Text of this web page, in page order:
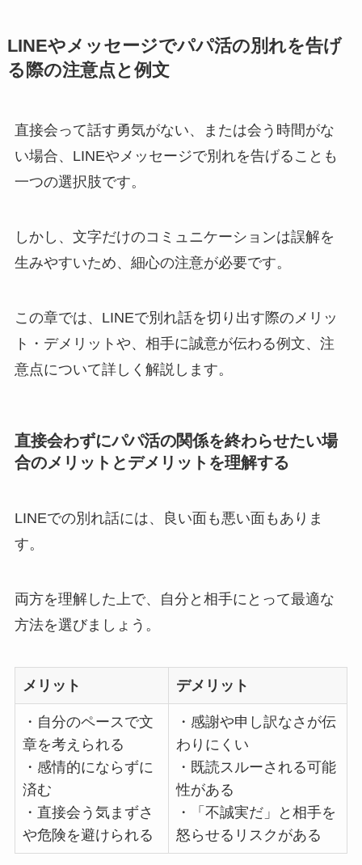
LINEやメッセージでパパ活の別れを告げ
る際の注意点と例文
直接会って話す勇気がない、または会う時間がな
い場合、LINEやメッセージで別れを告げることも
一つの選択肢です。
しかし、文字だけのコミュニケーションは誤解を
生みやすいため、細心の注意が必要です。
この章では、LINEで別れ話を切り出す際のメリッ
ト・デメリットや、相手に誠意が伝わる例文、注
意点について詳しく解説します。
直接会わずにパパ活の関係を終わらせたい場
合のメリットとデメリットを理解する
LINEでの別れ話には、良い面も悪い面もありま
す。
両方を理解した上で、自分と相手にとって最適な
方法を選びましょう。
メリット デメリット
・自分のペースで文
章を考えられる
・感情的にならずに
済む
・直接会う気まずさ
や危険を避けられる
・感謝や申し訳なさが伝
わりにくい
・既読スルーされる可能
性がある
・「不誠実だ」と相手を
怒らせるリスクがある